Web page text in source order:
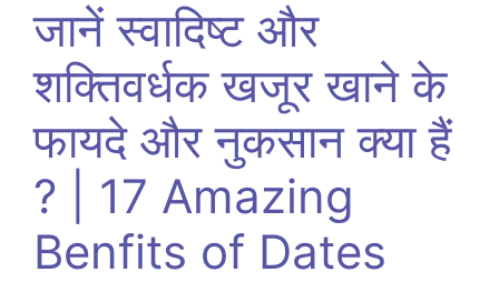
जानें स्वादिष्ट और
शक्तिवर्धक खजूर खाने के
फायदे और नुकसान क्या हैं
? | 17 Amazing
Benfits of Dates